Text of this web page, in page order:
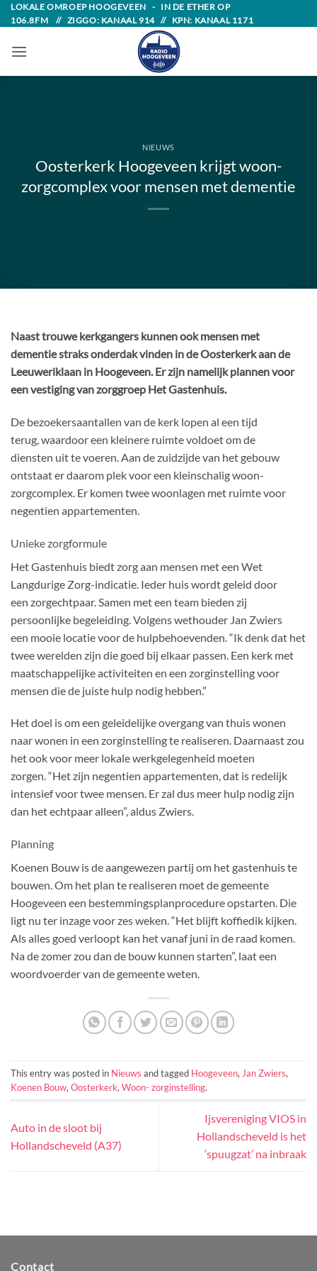
Skip
to
content
LOKALE OMROEP HOOGEVEEN - IN DE ETHER OP
106.8FM // ZIGGO: KANAAL 914 // KPN: KANAAL 1171
NIEUWS
Oosterkerk Hoogeveen krijgt woon-
zorgcomplex voor mensen met dementie
Naast trouwe kerkgangers kunnen ook mensen met
dementie straks onderdak vinden in de Oosterkerk aan de
Leeuweriklaan in Hoogeveen. Er zijn namelijk plannen voor
een vestiging van zorggroep Het Gastenhuis.
De bezoekersaantallen van de kerk lopen al een tijd
terug waardoor een kleinere ruimte voldoet om de
diensten uit te voeren . Aan de zuidzijde van het gebouw
ontstaat er daarom plekvoor een kleinschalig woon-
zorgcomplex Er komen twee woonlagen met ruimte voor
negentien appartementen.
Unieke zorgformule
Het Gastenhuis biedt zorg aan mensen met een Wet
Langdurige Zorg-indicatie. Ieder huis wordt geleid door
een zorgechtpaar. Samen met een team bieden zij
persoonlijke begeleiding. Volgens wethouder Jan Zwiers
een mooie locatie voor de hulpbehoevenden “Ik denk dat het
tweewerelden zijn diegoed bij elkaar passen. Een kerk met
maatschappelijke activiteiten en een zorginstellingvoor
mensen die de juiste hulp nodig hebben.”
Het doel is om een geleidelijke overgang van thuis wonen
naar wonen in een zorginstelling te realiseren. Daarnaast zou
het ook voor meer lokalewerkgelegenheid moeten
zorgen.“Het zijn negentien appartementen, dat is redelijk
intensief voor twee mensen. Er zal dus meer hulp nodig zijn
dan het echtpaar alleen”, aldus Zwiers.
Planning
Koenen Bouw is de aangewezen partij om het gastenhuis te
bouwen. Om het plan te realiseren moet de gemeente
Hoogeveen een bestemmingsplanprocedure opstarten. Die
ligt nu ter inzage voor zes weken.“Het blijft koffiedik kijken.
Als alles goed verloopt kan het vanaf juni in de raad komen.
Na de zomer zou dan de bouw kunnen starten”, laat een
woordvoerder van de gemeente weten.
This entry was posted in Nieuws and tagged Hoogeveen, Jan Zwiers,
Koenen Bouw, Oosterkerk, Woon- zorginstelling.
Auto in de sloot bij
Hollandscheveld (A37)
Ijsvereniging VIOS in
Hollandscheveld is het
‘spuugzat’ na inbraak
Contact